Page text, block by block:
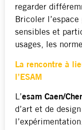
regarder
Bricoler
sensibles et
usages, les
La rencontre à
l’ESAM
L’esam Caen/
d’art et de